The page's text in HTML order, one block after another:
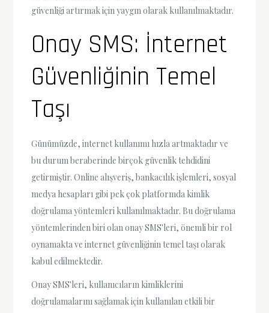
güvenliği artırmak için yaygın olarak kullanılmaktadır.
Onay SMS: İnternet
Güvenliğinin Temel
Taşı
Günümüzde, internet kullanımı hızla artmaktadır ve
bu durum beraberinde birçok güvenlik tehdidini
getirmiştir. Online alışveriş, bankacılık işlemleri, sosyal
medya hesapları gibi pek çok platformda kimlik
doğrulama yöntemleri kullanılmaktadır. Bu doğrulama
yöntemlerinden biri olan onay SMS'leri, önemli bir rol
oynamakta ve internet güvenliğinin temel taşı olarak
kabul edilmektedir.
Onay SMS'leri, kullanıcıların kimliklerini
doğrulamalarını sağlamak için kullanılan etkili bir